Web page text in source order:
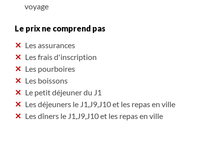
voyage
Le prix ne comprend pas
Les assurances
Les frais d'inscription
Les pourboires
Les boissons
Le petit déjeuner du J1
Les déjeuners le J1,J9,J10 et les repas en ville
Les dîners le J1,J9,J10 et les repas en ville